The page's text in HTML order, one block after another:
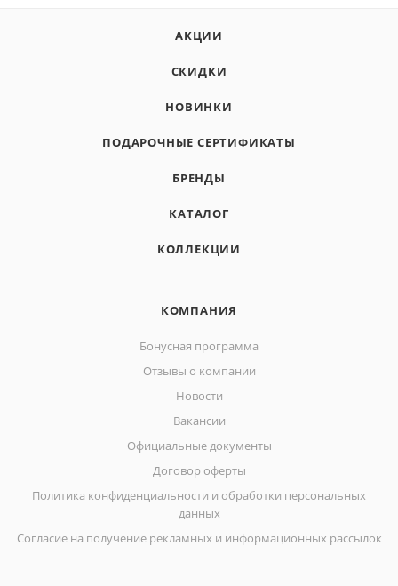
АКЦИИ
СКИДКИ
НОВИНКИ
ПОДАРОЧНЫЕ СЕРТИФИКАТЫ
БРЕНДЫ
КАТАЛОГ
КОЛЛЕКЦИИ
КОМПАНИЯ
Бонусная программа
Отзывы о компании
Новости
Вакансии
Официальные документы
Договор оферты
Политика конфиденциальности и обработки персональных
данных
Согласие на получение рекламных и информационных рассылок